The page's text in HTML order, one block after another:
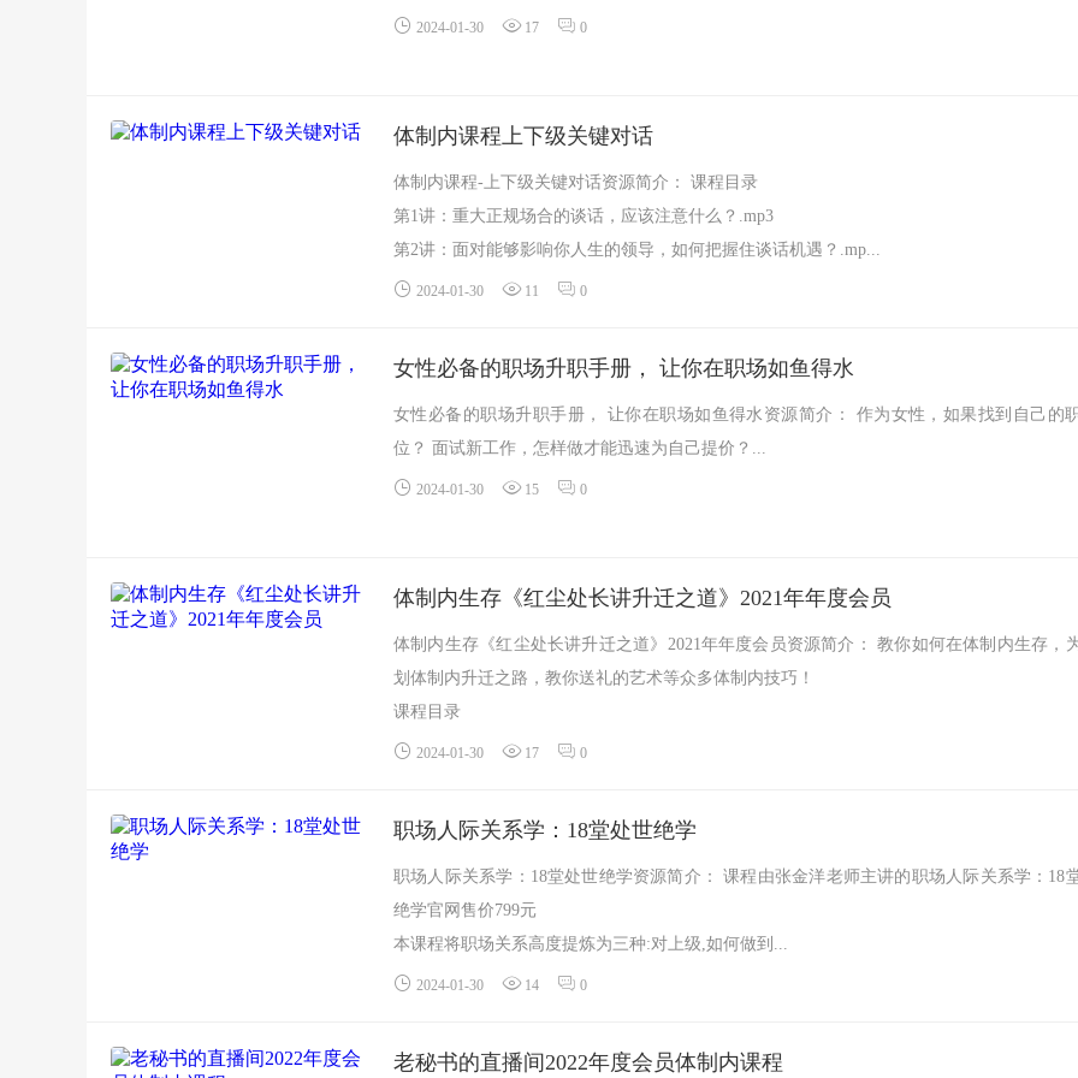
2024-01-30 17 0
体制内课程上下级关键对话
体制内课程-上下级关键对话资源简介： 课程目录
第1讲：重大正规场合的谈话，应该注意什么？.mp3
第2讲：面对能够影响你人生的领导，如何把握住谈话机遇？.mp...
2024-01-30 11 0
女性必备的职场升职手册， 让你在职场如鱼得水
女性必备的职场升职手册， 让你在职场如鱼得水资源简介： 作为女性，如果找到自己的
位？ 面试新工作，怎样做才能迅速为自己提价？...
2024-01-30 15 0
体制内生存《红尘处长讲升迁之道》2021年年度会员
体制内生存《红尘处长讲升迁之道》2021年年度会员资源简介： 教你如何在体制内生存，
划体制内升迁之路，教你送礼的艺术等众多体制内技巧！
课程目录
├──&...
2024-01-30 17 0
职场人际关系学：18堂处世绝学
职场人际关系学：18堂处世绝学资源简介： 课程由张金洋老师主讲的职场人际关系学：18
绝学官网售价799元
本课程将职场关系高度提炼为三种:对上级,如何做到...
2024-01-30 14 0
老秘书的直播间2022年度会员体制内课程